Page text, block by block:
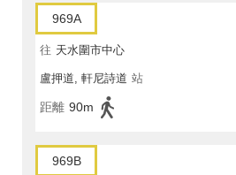
969A
往 天水圍市中心
盧押道, 軒尼詩道 站
距離 90m
969B